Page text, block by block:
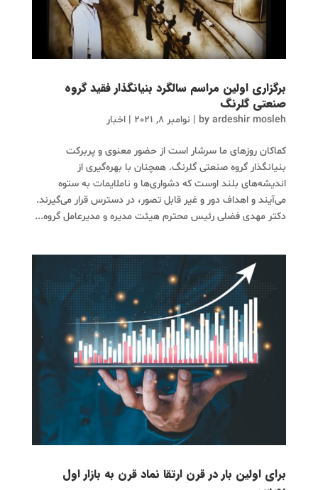
برگزاری اولین مراسم سالگرد بنیانگذار فقید گروه
صنعتی گلرنگ
byardeshir mosleh
| نوامبر 8, 2021 | اخبار
کماکان روزهای ما سرشار است از حضور معنوی و پربرکت
بنیانگذار گروه صنعتی گلرنگ. همچنان با بهره‌گیری از
اندیشه‌های بلند اوست که دشواری‌ها و ناملایمات به ستوه
می‌آیند و اهداف دور و غیر قابل تصور، در دسترس قرار می‌گیرند.
دکتر مهدی فضلی رئیس محترم هیئت مدیره و مدیرعامل گروه...
برای اولین بار در قرن‌ ارتقا نماد قرن به بازار اول